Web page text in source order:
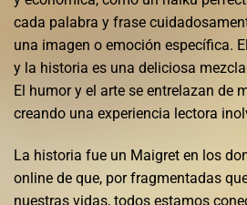
cada palabra y frase
una imagen o emoción específica.
y la historia es una deliciosa
El humor y el arte se entrelazan de
creando una experiencia lectora
La historia fue un Maigret en los
online​ de que, por fragmentadas
nuestras vidas, todos estamos